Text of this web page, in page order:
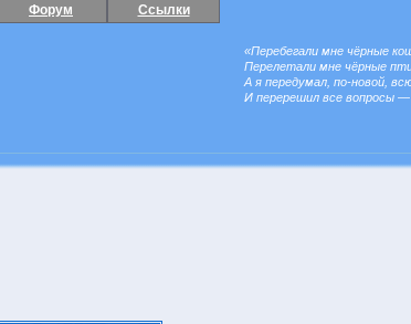
Форум Ссылки
«Перебегали мне чёрные
Перелетали мне чёрные
А я передумал, по-новой,
И перерешил все вопросы